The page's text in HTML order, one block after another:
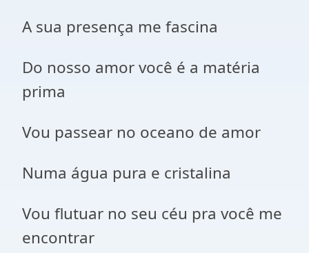
A sua presença me fascina
Do nosso amor você é a matéria
prima
Vou passear no oceano de amor
Numa água pura e cristalina
Vou flutuar no seu céu pra você me
encontrar